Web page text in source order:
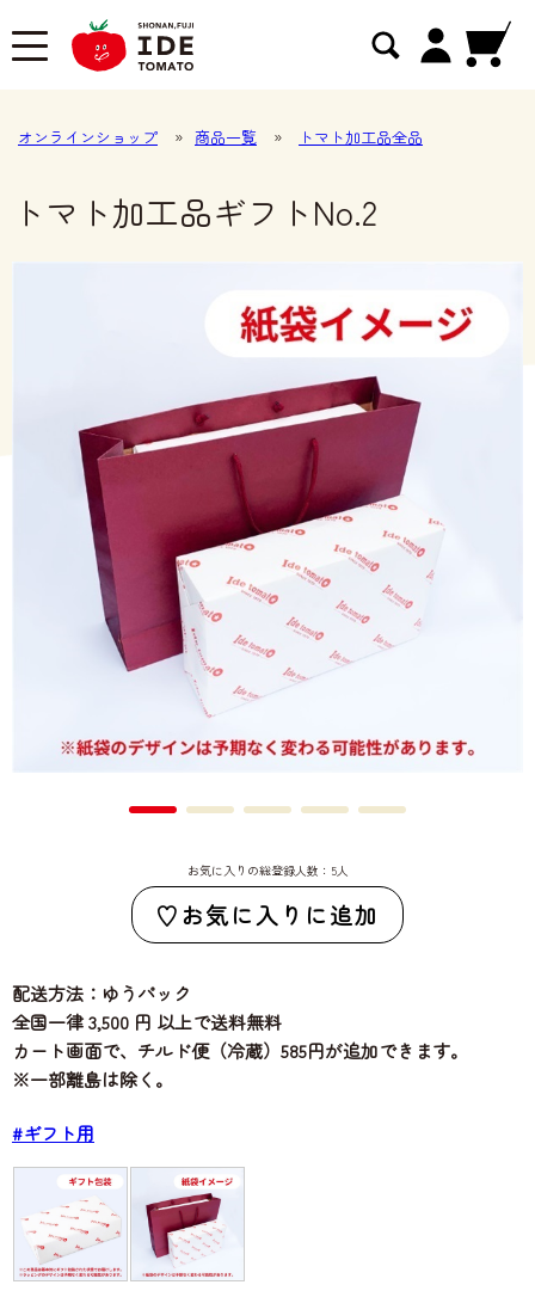
オンラインショップ » 商品一覧 » トマト加工品全品
トマト加工品ギフトNo.2
お気に入りの総登録人数：5人
お気に入りに追加
配送方法：ゆうパック
全国一律 3,500 円 以上で送料無料
カート画面で、チルド便（冷蔵）585円が追加できます。
※一部離島は除く。
#ギフト用